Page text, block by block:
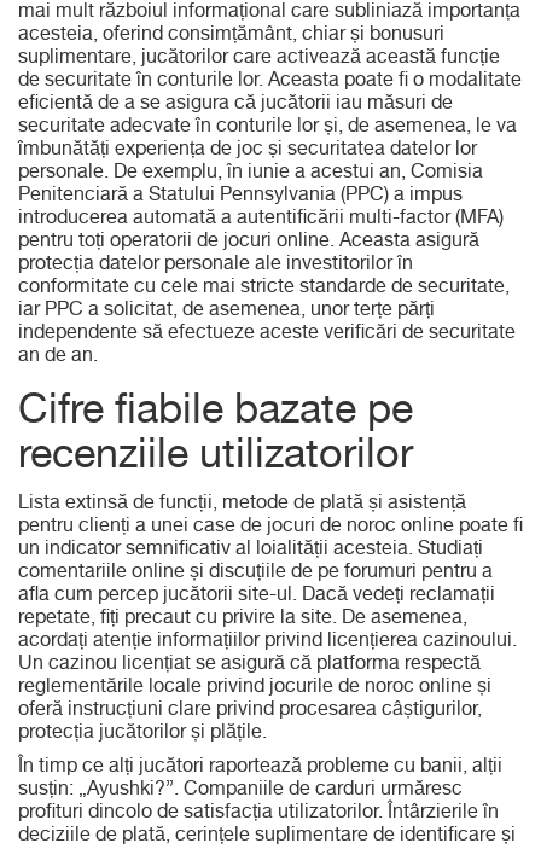
mai mult războiul informațional care subliniază importanța
acesteia, oferind consimțământ, chiar și bonusuri
suplimentare, jucătorilor care activează această funcție
de securitate în conturile lor. Aceasta poate fi o modalitate
eficientă de a se asigura că jucătorii iau măsuri de
securitate adecvate în conturile lor și, de asemenea, le va
îmbunătăți experiența de joc și securitatea datelor lor
personale. De exemplu, în iunie a acestui an, Comisia
Penitenciară a Statului Pennsylvania (PPC) a impus
introducerea automată a autentificării multi-factor (MFA)
pentru toți operatorii de jocuri online. Aceasta asigură
protecția datelor personale ale investitorilor în
conformitate cu cele mai stricte standarde de securitate,
iar PPC a solicitat, de asemenea, unor terțe părți
independente să efectueze aceste verificări de securitate
an de an.
Cifre fiabile bazate pe
recenziile utilizatorilor
Lista extinsă de funcții, metode de plată și asistență
pentru clienți a unei case de jocuri de noroc online poate fi
un indicator semnificativ al loialității acesteia. Studiați
comentariile online și discuțiile de pe forumuri pentru a
afla cum percep jucătorii site-ul. Dacă vedeți reclamații
repetate, fiți precaut cu privire la site. De asemenea,
acordați atenție informațiilor privind licențierea cazinoului.
Un cazinou licențiat se asigură că platforma respectă
reglementările locale privind jocurile de noroc online și
oferă instrucțiuni clare privind procesarea câștigurilor,
protecția jucătorilor și plățile.
În timp ce alți jucători raportează probleme cu banii, alții
susțin: „Ayushki?”. Companiile de carduri urmăresc
profituri dincolo de satisfacția utilizatorilor. Întârzierile în
deciziile de plată, cerințele suplimentare de identificare și